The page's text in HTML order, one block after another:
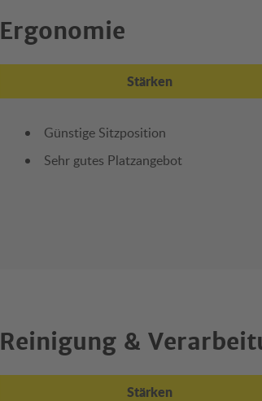
Ergonomie
Stärken
Günstige Sitzposition
Sehr gutes Platzangebot
Reinigung &
Stärken